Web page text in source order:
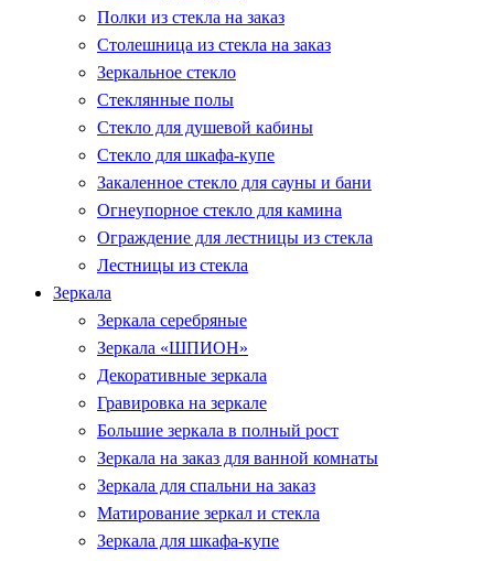
Полки из стекла на заказ
Столешница из стекла на заказ
Зеркальное стекло
Стеклянные полы
Стекло для душевой кабины
Стекло для шкафа-купе
Закаленное стекло для сауны и бани
Огнеупорное стекло для камина
Ограждение для лестницы из стекла
Лестницы из стекла
Зеркала
Зеркала серебряные
Зеркала «ШПИОН»
Декоративные зеркала
Гравировка на зеркале
Большие зеркала в полный рост
Зеркала на заказ для ванной комнаты
Зеркала для спальни на заказ
Матирование зеркал и стекла
Зеркала для шкафа-купе